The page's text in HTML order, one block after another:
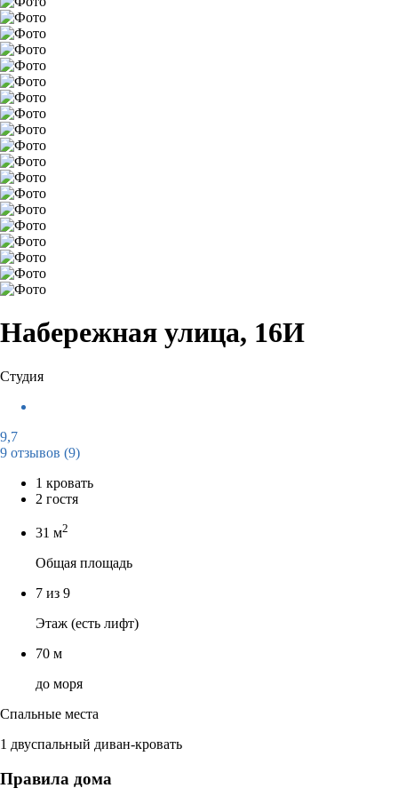
Набережная улица, 16И
Студия
9,7
9 отзывов (9)
1 кровать
2 гостя
31 м2
Общая площадь
7 из 9
Этаж (есть лифт)
70 м
до моря
Спальные места
1 двуспальный диван-кровать
Правила дома